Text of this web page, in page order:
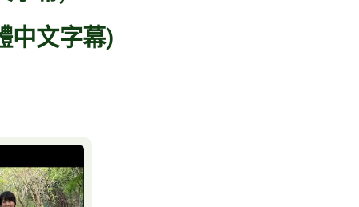
中文字幕)